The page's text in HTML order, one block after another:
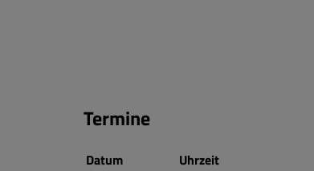
Termine
Datum Uhrzeit